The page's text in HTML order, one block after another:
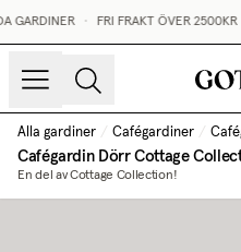
GARDINER • FRI FRAKT ÖVER 2500KR •
Alla gardiner / Cafégardiner /
Cafégardin Dörr Cottage
En del av Cottage Collection!